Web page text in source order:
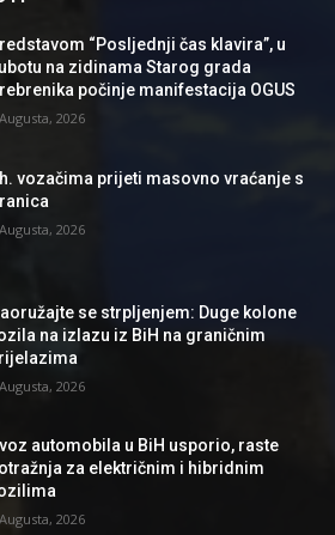
“Posljednji čas klavira”, u
na zidinama Starog grada
počinje manifestacija OGUS
2026
vozačima prijeti masovno vraćanje s
2026
se strpljenjem: Duge kolone
na izlazu iz BiH na graničnim
2026
automobila u BiH usporio, raste
za električnim i hibridnim
2026